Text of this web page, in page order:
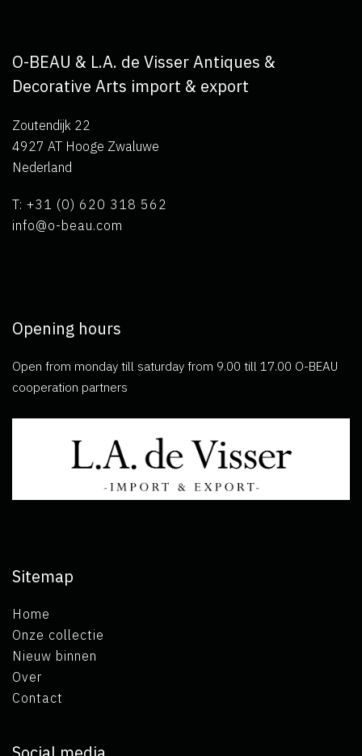
O-BEAU & L.A. de Visser Antiques &
Decorative Arts import & export
Zoutendijk 22
4927 AT Hooge Zwaluwe
Nederland
T: +31 (0) 620 318 562
info@o-beau.com
Opening hours
Open from monday till saturday from 9.00 till 17.00 O-BEAU
cooperation partners
Sitemap
Home
Onze collectie
Nieuw binnen
Over
Contact